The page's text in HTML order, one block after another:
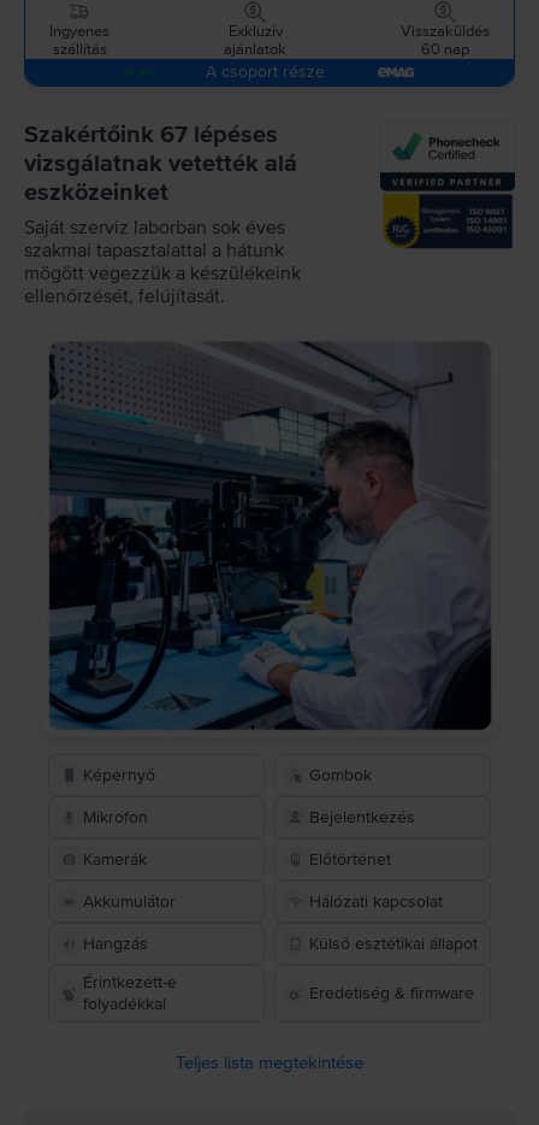
Ingyenes
szállítás
Exkluzív
ajánlatok
Visszaküldés
60 nap
A csoport része
Szakértőink 67 lépéses
vizsgálatnak vetették alá
eszközeinket
Saját szerviz laborban sok éves
szakmai tapasztalattal a hátunk
mögött végezzük a készülékeink
ellenőrzését, felújítását.
Képernyő Gombok
Mikrofon Bejelentkezés
Kamerák Előtörténet
Akkumulátor Hálózati kapcsolat
Hangzás
Külső esztétikai állapot
Érintkezett-e
folyadékkal
Eredetiség & firmware
Teljes lista megtekintése